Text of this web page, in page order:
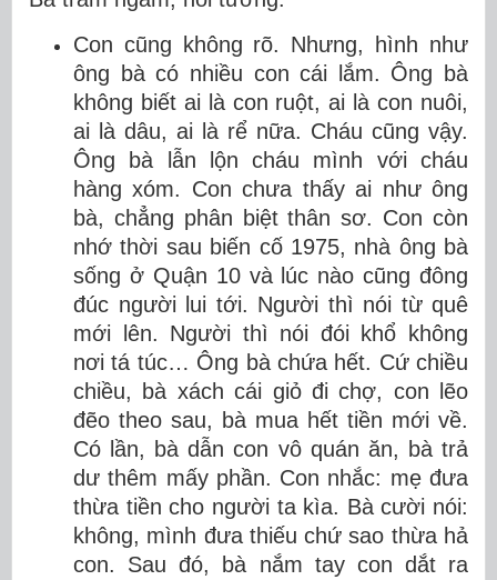
Con cũng không rõ. Nhưng, hình như
ông bà có nhiều con cái lắm. Ông bà
không biết ai là con ruột, ai là con nuôi,
ai là dâu, ai là rể nữa. Cháu cũng vậy.
Ông bà lẫn lộn cháu mình với cháu
hàng xóm. Con chưa thấy ai như ông
bà, chẳng phân biệt thân sơ. Con còn
nhớ thời sau biến cố 1975, nhà ông bà
sống ở Quận 10 và lúc nào cũng đông
đúc người lui tới. Người thì nói từ quê
mới lên. Người thì nói đói khổ không
nơi tá túc… Ông bà chứa hết. Cứ chiều
chiều, bà xách cái giỏ đi chợ, con lẽo
đẽo theo sau, bà mua hết tiền mới về.
Có lần, bà dẫn con vô quán ăn, bà trả
dư thêm mấy phần. Con nhắc: mẹ đưa
thừa tiền cho người ta kìa. Bà cười nói:
không, mình đưa thiếu chứ sao thừa hả
con. Sau đó, bà nắm tay con dắt ra